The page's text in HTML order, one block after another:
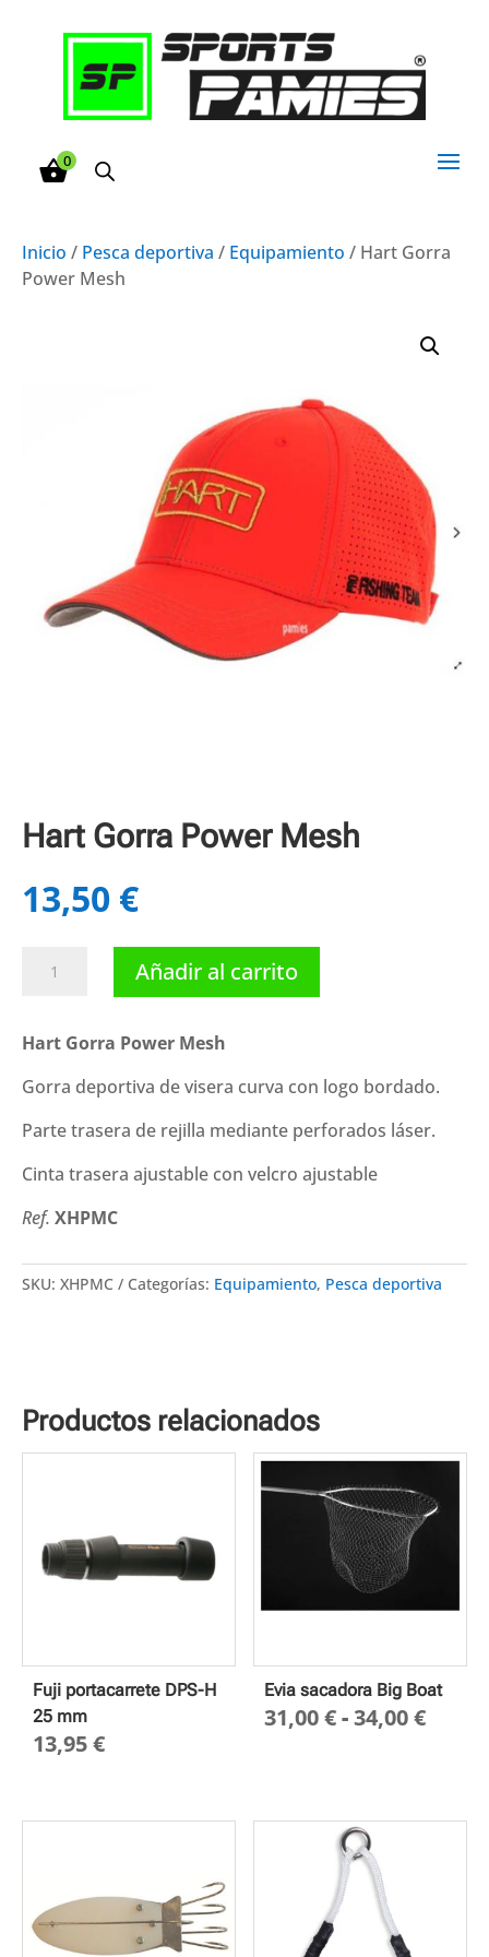
0
Inicio / Pesca deportiva / Equipamiento / Hart Gorra
Power Mesh
Hart Gorra Power Mesh
13,50 €
Gorra
Mesh
Añadir al carrito
Hart Gorra Power Mesh
Gorra deportiva de visera curva con logo bordado.
Parte trasera de rejilla mediante perforados láser.
Cinta trasera ajustable con velcro ajustable
Ref. XHPMC
SKU: XHPMC Categorías: Equipamiento, Pesca deportiva
Productos relacionados
Fuji portacarrete DPS-H
25 mm
13,95€
Evia sacadora Big Boat
31,00€-34,00€
31,00